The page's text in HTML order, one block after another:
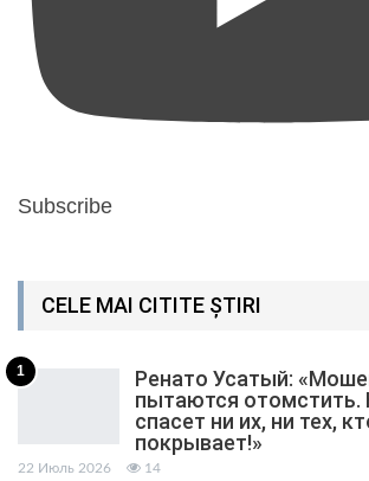
Subscribe
CELE MAI CITITE ȘTIRI
1
Ренато Усатый:
пытаются отомстить.
спасет ни их, ни тех,
покрывает!»
22 Июль 2026 14